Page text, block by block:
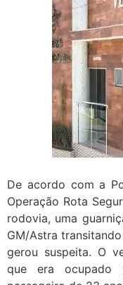
De acordo com a
Operação Rota
rodovia, uma
GM/Astra
gerou suspeita. O
que era